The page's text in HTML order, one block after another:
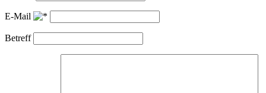
E-Mail
Betreff